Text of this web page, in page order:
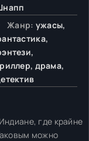
Жанр: ужасы,
драма,
где крайне
можно